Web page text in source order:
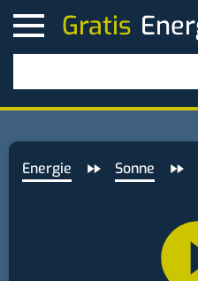
Gratis
Energie Sonne